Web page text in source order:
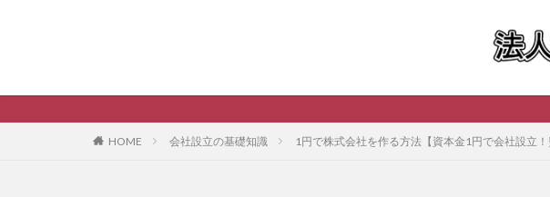
HOME 会社設立の基礎知識 1円で株式会社を作る方法【資本金1円で会社設立！